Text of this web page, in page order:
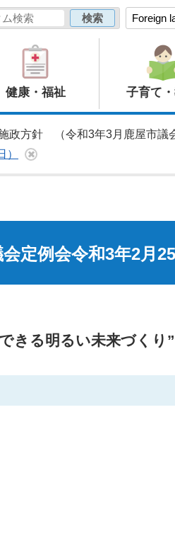
Foreign
健康・福祉 子育て
政方針 （令和3年3月鹿屋市議
定例会令和3年2月25
きる明るい未来づくり